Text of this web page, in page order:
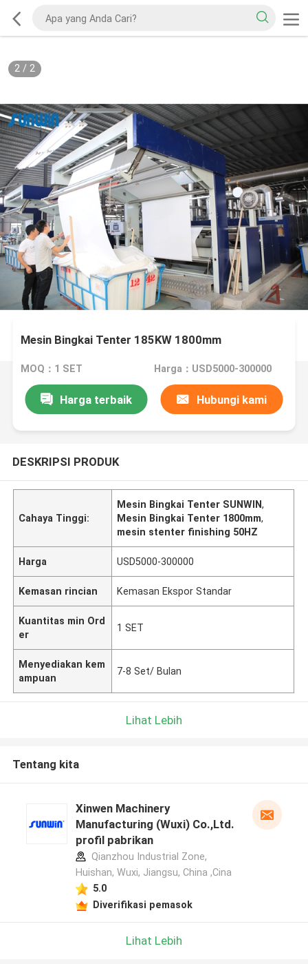
2/ 2
Mesin Bingkai Tenter 185KW 1800mm
MOQ：1 SET Harga：USD5000-300000
Harga terbaik Hubungi kami
DESKRIPSI PRODUK
Cahaya Tinggi:
Mesin Bingkai Tenter SUNWIN,
Mesin Bingkai Tenter 1800mm,
mesin stenter finishing 50HZ
Harga USD5000-300000
Kemasan rincian Kemasan Ekspor Standar
Kuantitas min Ord
er
1 SET
Menyediakan kem
ampuan
7-8 Set/ Bulan
Lihat Lebih
Tentang kita
Xinwen Machinery
Manufacturing (Wuxi) Co.,Ltd.
profil pabrikan
Qianzhou Industrial Zone,
Huishan, Wuxi, Jiangsu, China ,Cina
5.0
Diverifikasi pemasok
Lihat Lebih